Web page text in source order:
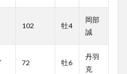
102 牡4
岡部
誠
72 牡6
丹羽
克